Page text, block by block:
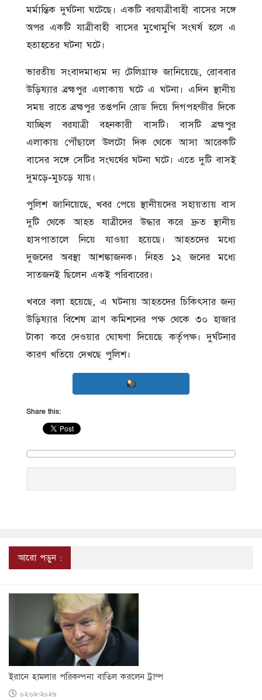
মর্মান্তিক দুর্ঘটনা ঘটেছে। একটি বরযাত্রীবাহী বাসের সঙ্গে
অপর একটি যাত্রীবাহী বাসের মুখোমুখি সংঘর্ষ হলে এ
হতাহতের ঘটনা ঘটে।
ভারতীয় সংবাদমাধ্যম দ্য টেলিগ্রাফ জানিয়েছে, রোববার
উড়িষ্যার ব্রহ্মপুর এলাকায় ঘটে এ ঘটনা। এদিন স্থানীয়
সময় রাতে ব্রহ্মপুর তপ্তপনি রোড দিয়ে দিগপহন্ডীর দিকে
যাচ্ছিল বরযাত্রী বহনকারী বাসটি। বাসটি ব্রহ্মপুর
এলাকায় পৌঁছালে উলটো দিক থেকে আসা আরেকটি
বাসের সঙ্গে সেটির সংঘর্ষের ঘটনা ঘটে। এতে দুটি বাসই
দুমড়ে-মুচড়ে যায়।
পুলিশ জানিয়েছে, খবর পেয়ে স্থানীয়দের সহায়তায় বাস
দুটি থেকে আহত যাত্রীদের উদ্ধার করে দ্রুত স্থানীয়
হাসপাতালে নিয়ে যাওয়া হয়েছে। আহতদের মধ্যে
দুজনের অবস্থা আশঙ্কাজনক। নিহত ১২ জনের মধ্যে
সাতজনই ছিলেন একই পরিবারের।
খবরে বলা হয়েছে, এ ঘটনায় আহতদের চিকিৎসার জন্য
উড়িষ্যার বিশেষ ত্রাণ কমিশনের পক্ষ থেকে ৩০ হাজার
টাকা করে দেওয়ার ঘোষণা দিয়েছে কর্তৃপক্ষ। দুর্ঘটনার
কারণ খতিয়ে দেখছে পুলিশ।
Share this:
আরো পড়ুন :
ইরানে হামলার পরিকল্পনা বাতিল করলেন ট্রাম্প
০২/০৮/২০২৬